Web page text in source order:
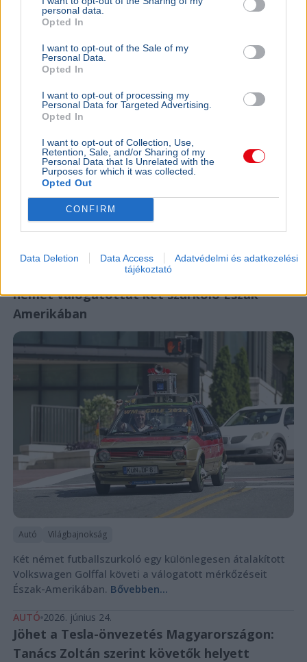
personal data.
Opted In
I want to opt-out of the Sale of my
Personal Data.
Opted In
I want to opt-out of processing my
Personal Data for Targeted Advertising.
Opted In
I want to opt-out of Collection, Use,
Retention, Sale, and/or Sharing of my
Personal Data that Is Unrelated with the
Purposes for which it was collected.
Opted Out
CONFIRM
Data Deletion Data Access
Adatvédelmi és adatkezelési
tájékoztató
Az NHTSA javaslata szerint a kizárólag önvezetésre
tervezett amerikai autóknak nem kellene fékpedállal
rendelkezniük.Bővebben...
Ajánljuk még
AUTÓ 2026. június 26.
Különleges Volkswagen Golffal követi a
német válogatottat két szurkoló Észak-
Amerikában
Autó Világbajnokság
Két német futballszurkoló egy különlegesen átalakított
Volkswagen Golffal követi a válogatott mérkőzéseit
Észak-Amerikában. Bővebben...
AUTÓ 2026. június 24.
Jöhet a Tesla-önvezetés Magyarországon:
Tanács Zoltán szerint követők helyett